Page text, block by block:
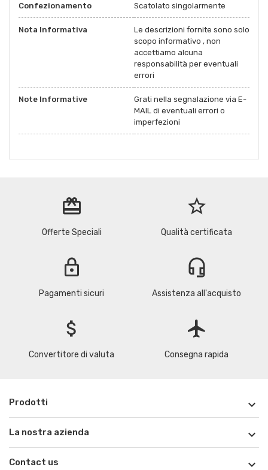
Confezionamento Scatolato singolarmente
Nota Informativa
Le descrizioni fornite sono solo
scopo informativo , non
accettiamo alcuna
responsabilità per eventuali
errori
Note Informative
Grati nella segnalazione via E-
MAIL di eventuali errori o
imperfezioni
redeem
Offerte Speciali
star_border
Qualità certificata
lock
Pagamenti sicuri
headset_mic
Assistenza all'acquisto
attach_money
Convertitore di valuta
flight
Consegna rapida
Prodotti 
La nostra azienda 
Contact us 